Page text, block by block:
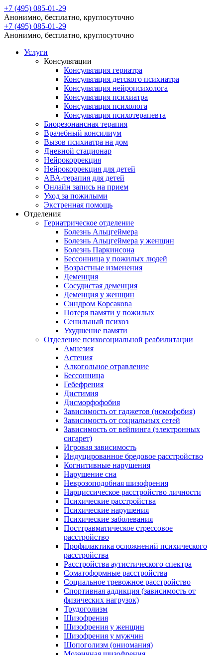
+7 (495) 085-01-29
Анонимно, бесплатно, круглосуточно
+7 (495) 085-01-29
Анонимно, бесплатно, круглосуточно
Услуги
Консультации
Консультация гериатра
Консультация детского психиатра
Консультация нейропсихолога
Консультация психиатра
Консультация психолога
Консультация психотерапевта
Биорезонансная терапия
Врачебный консилиум
Вызов психиатра на дом
Дневной стационар
Нейрокоррекция
Нейрокоррекция для детей
АВА-терапия для детей
Онлайн запись на прием
Уход за пожилыми
Экстренная помощь
Отделения
Гериатрическое отделение
Болезнь Альцгеймера
Болезнь Альцгеймера у женщин
Болезнь Паркинсона
Бессонница у пожилых людей
Возрастные изменения
Деменция
Сосудистая деменция
Деменция у женщин
Синдром Корсакова
Потеря памяти у пожилых
Сенильный психоз
Ухудшение памяти
Отделение психосоциальной реабилитации
Амнезия
Астения
Алкогольное отравление
Бессонница
Гебефрения
Дистимия
Дисморфофобия
Зависимость от гаджетов (номофобия)
Зависимость от социальных сетей
Зависимость от вейпинга (электронных
сигарет)
Игровая зависимость
Индуцированное бредовое расстройство
Когнитивные нарушения
Нарушение сна
Неврозоподобная шизофрения
Нарциссическое расстройство личности
Психические расстройства
Психические нарушения
Психические заболевания
Посттравматическое стрессовое
расстройство
Профилактика осложнений психического
расстройства
Расстройства аутистического спектра
Соматоформные расстройства
Социальное тревожное расстройство
Спортивная аддикция (зависимость от
физических нагрузок)
Трудоголизм
Шизофрения
Шизофрения у женщин
Шизофрения у мужчин
Шопоголизм (ониомания)